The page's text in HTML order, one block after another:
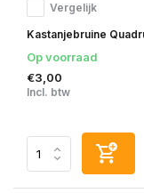
Vergelijk
Kastanjebruine
Op voorraad
€3,00
Incl. btw